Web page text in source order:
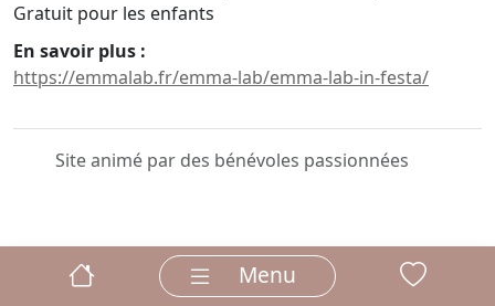
Gratuit pour les enfants
En savoir plus :
https://emmalab.fr/emma-lab/emma-lab-in-festa/
Site animé par des bénévoles passionnées
Menu